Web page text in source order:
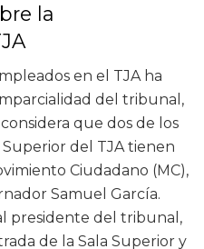
la
en el TJA ha
del tribunal,
que dos de los
del TJA tienen
Ciudadano (MC),
Samuel García.
presidente del tribunal,
de la Sala Superior y